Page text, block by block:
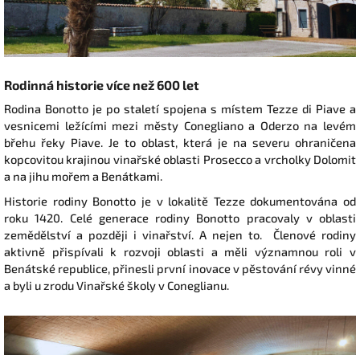
Rodinná historie více než 600 let
Rodina Bonotto je po staletí spojena s místem Tezze di Piave a
vesnicemi ležícími mezi městy Conegliano a Oderzo na levém
břehu řeky Piave. Je to oblast, která je na severu ohraničena
kopcovitou krajinou vinařské oblasti Prosecco a vrcholky Dolomit
a na jihu mořem a Benátkami.
Historie rodiny Bonotto je v lokalitě Tezze dokumentována od
roku 1420. Celé generace rodiny Bonotto pracovaly v oblasti
zemědělství a později i vinařství. A nejen to. Členové rodiny
aktivně přispívali k rozvoji oblasti a měli významnou roli v
Benátské republice, přinesli první inovace v pěstování révy vinné
a byli u zrodu Vinařské školy v Coneglianu.